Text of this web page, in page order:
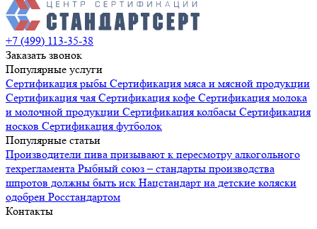
+7 (499) 113-35-38
Заказать звонок
Популярные услуги
Сертификация рыбы Сертификация мяса и мясной продукции
Сертификация чая Сертификация кофе Сертификация молока
и молочной продукции Сертификация колбасы Сертификация
носков Сертификация футболок
Популярные статьи
Производители пива призывают к пересмотру алкогольного
техрегламента Рыбный союз – стандарты производства
шпротов должны быть иск Нацстандарт на детские коляски
одобрен Росстандартом
Контакты